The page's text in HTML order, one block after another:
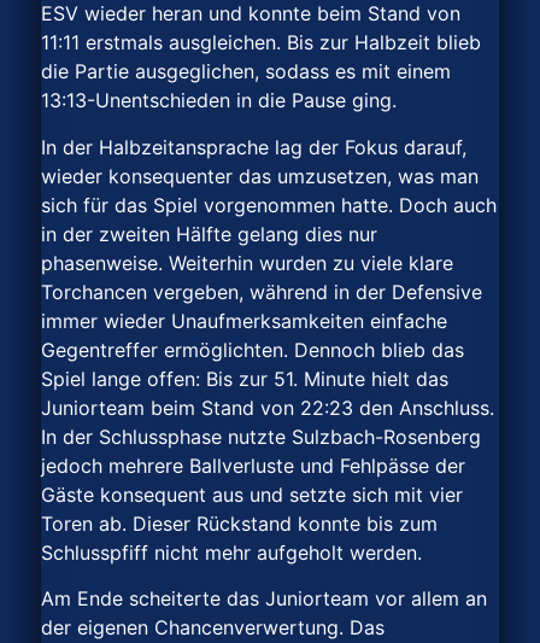
ESV wieder heran und konnte beim Stand von
11:11 erstmals ausgleichen. Bis zur Halbzeit blieb
die Partie ausgeglichen, sodass es mit einem
13:13-Unentschieden in die Pause ging.
In der Halbzeitansprache lag der Fokus darauf,
wieder konsequenter das umzusetzen, was man
sich für das Spiel vorgenommen hatte. Doch auch
in der zweiten Hälfte gelang dies nur
phasenweise. Weiterhin wurden zu viele klare
Torchancen vergeben, während in der Defensive
immer wieder Unaufmerksamkeiten einfache
Gegentreffer ermöglichten. Dennoch blieb das
Spiel lange offen: Bis zur 51. Minute hielt das
Juniorteam beim Stand von 22:23 den Anschluss.
In der Schlussphase nutzte Sulzbach-Rosenberg
jedoch mehrere Ballverluste und Fehlpässe der
Gäste konsequent aus und setzte sich mit vier
Toren ab. Dieser Rückstand konnte bis zum
Schlusspfiff nicht mehr aufgeholt werden.
Am Ende scheiterte das Juniorteam vor allem an
der eigenen Chancenverwertung. Das